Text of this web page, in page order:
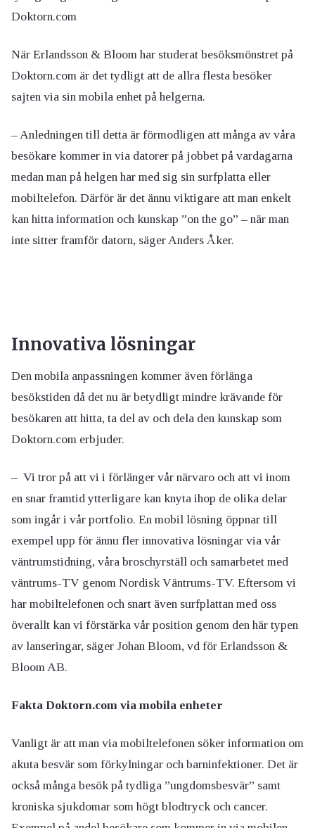
Doktorn.com
När Erlandsson & Bloom har studerat besöksmönstret på
Doktorn.com är det tydligt att de allra flesta besöker
sajten via sin mobila enhet på helgerna.
– Anledningen till detta är förmodligen att många av våra
besökare kommer in via datorer på jobbet på vardagarna
medan man på helgen har med sig sin surfplatta eller
mobiltelefon. Därför är det ännu viktigare att man enkelt
kan hitta information och kunskap ”on the go” – när man
inte sitter framför datorn, säger Anders Åker.
Innovativa lösningar
Den mobila anpassningen kommer även förlänga
besökstiden då det nu är betydligt mindre krävande för
besökaren att hitta, ta del av och dela den kunskap som
Doktorn.com erbjuder.
– Vi tror på att vi i förlänger vår närvaro och att vi inom
en snar framtid ytterligare kan knyta ihop de olika delar
som ingår i vår portfolio. En mobil lösning öppnar till
exempel upp för ännu fler innovativa lösningar via vår
väntrumstidning, våra broschyrställ och samarbetet med
väntrums-TV genom Nordisk Väntrums-TV. Eftersom vi
har mobiltelefonen och snart även surfplattan med oss
överallt kan vi förstärka vår position genom den här typen
av lanseringar, säger Johan Bloom, vd för Erlandsson &
Bloom AB.
Fakta Doktorn.com via mobila enheter
Vanligt är att man via mobiltelefonen söker information om
akuta besvär som förkylningar och barninfektioner. Det är
också många besök på tydliga ”ungdomsbesvär” samt
kroniska sjukdomar som högt blodtryck och cancer.